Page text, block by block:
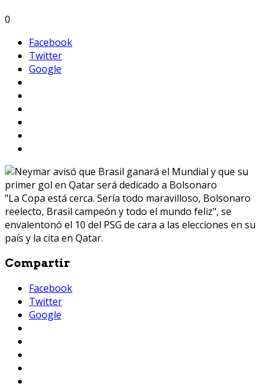
0
Facebook
Twitter
Google
"La Copa está cerca. Sería todo maravilloso, Bolsonaro
reelecto, Brasil campeón y todo el mundo feliz", se
envalentonó el 10 del PSG de cara a las elecciones en su
país y la cita en Qatar.
Compartir
Facebook
Twitter
Google